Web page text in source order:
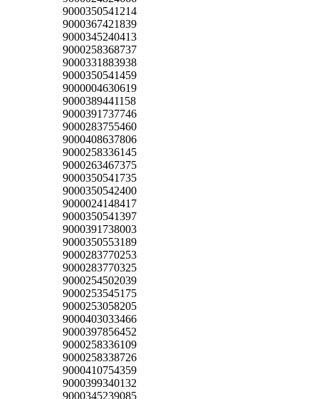
9000350541214
9000367421839
9000345240413
9000258368737
9000331883938
9000350541459
9000004630619
9000389441158
9000391737746
9000283755460
9000408637806
9000258336145
9000263467375
9000350541735
9000350542400
9000024148417
9000350541397
9000391738003
9000350553189
9000283770253
9000283770325
9000254502039
9000253545175
9000253058205
9000403033466
9000397856452
9000258336109
9000258338726
9000410754359
9000399340132
9000345239085